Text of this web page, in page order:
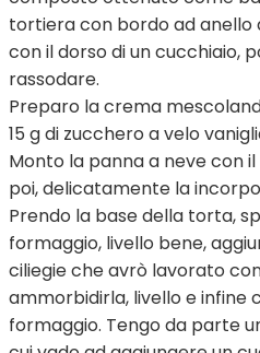
tortiera con bordo ad anello
con il dorso di un cucchiaio,
rassodare.
Preparo la crema
15 g di zucchero a velo
Monto la panna a neve con
poi, delicatamente la
Prendo la base della torta,
formaggio, livello bene,
ciliegie che avrò lavorato
ammorbidirla, livello e
formaggio. Tengo da parte